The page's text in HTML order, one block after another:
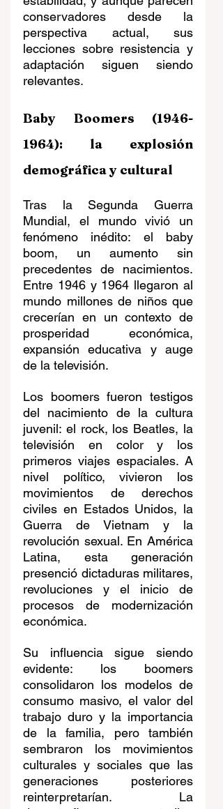
conservadores desde la
perspectiva actual, sus
lecciones sobre resistencia y
adaptación siguen siendo
relevantes.
Baby Boomers (1946-
1964): la explosión
demográfica y cultural
Tras la Segunda Guerra
Mundial, el mundo vivió un
fenómeno inédito: el baby
boom, un aumento sin
precedentes de nacimientos.
Entre 1946 y 1964 llegaron al
mundo millones de niños que
crecerían en un contexto de
prosperidad económica,
expansión educativa y auge
de la televisión.
Los boomers fueron testigos
del nacimiento de la cultura
juvenil: el rock, los Beatles, la
televisión en color y los
primeros viajes espaciales. A
nivel político, vivieron los
movimientos de derechos
civiles en Estados Unidos, la
Guerra de Vietnam y la
revolución sexual. En América
Latina, esta generación
presenció dictaduras militares,
revoluciones y el inicio de
procesos de modernización
económica.
Su influencia sigue siendo
evidente: los boomers
consolidaron los modelos de
consumo masivo, el valor del
trabajo duro y la importancia
de la familia, pero también
sembraron los movimientos
culturales y sociales que las
generaciones posteriores
reinterpretarían. La